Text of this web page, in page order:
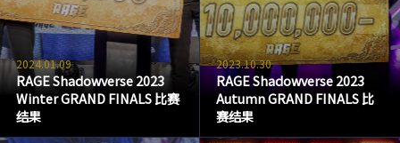
2024.01.09
RAGE Shadowverse 2023
Winter GRAND FINALS 比赛
结果
2023.10.30
RAGE Shadowverse 2023
Autumn GRAND FINALS 比
赛结果